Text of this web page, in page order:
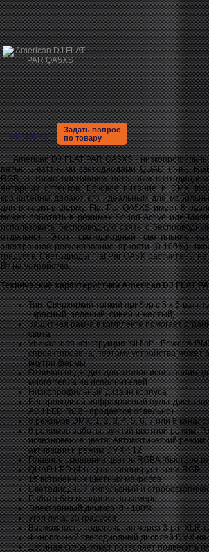
Описание
Задать вопрос
по товару
American DJ FLAT PAR QA5XS -
пятью 5-ваттными светодиодами QUAD (4-в-1
RGB, а также настоящим янтарным
янтарных оттенков. Боковое питание и DMX
кронштейны делают его идеальным для
для вставки в ферму. Flat Par QA5XS имеет 8
может работать в режимах Sound Active или
использовать беспроводную связь с
отдельно). Этот светодиодный светильник
электронное регулирование яркости (0-100%),
градусов. Светодиоды Flat Par QA5X рассчитаны
Вт на устройство.
Технические характеристики American DJ FLAT
Тип: Сверхяркий тонкий прибор с 5 х 5-
- красный, зеленый, синий и желтый)
Защитная рамка в комплекте помогает
света
Уникальная конструкция ‛sit flat“ - Power &
спроектирована, поэтому устройство может
внутри фермы
Отлично подходит для этапов исполнения,
много тепла на исполнителей
Низкопрофильный дизайн корпуса
Беспроводной инфракрасный пульт
ADJ LED RC2 - продается отдельно)
8 режимов DMX: 1, 2, 3, 4, 5, 6, 7 или 8
6 режимов работы: ручной цветной режим;
исчезновения цвета; Автоматический
активации и режим DMX-512
Плавное смешение цветов RGBA (быстрое
QUAD LED (4-в-1) не проецирует тени RGB
15 встроенных цветных макросов
Светодиодный импульсный и
Работа без мерцания на камере
Электронный диммер: 0 - 100%
Угол луча: 25 градусов
Возможность подключения через 3-pin XLR-
4-кнопочный светодиодный дисплей DMX
Двойная скоба-хомут позволяет подвесить